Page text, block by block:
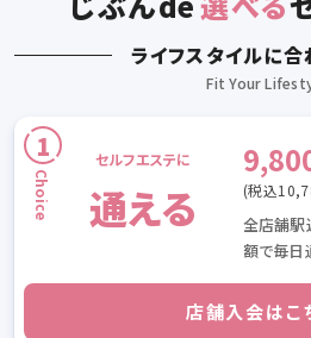
ライフスタイルに
セルフエステに
通える
(税込
全店舗駅
額で毎日
店舗入会はこ